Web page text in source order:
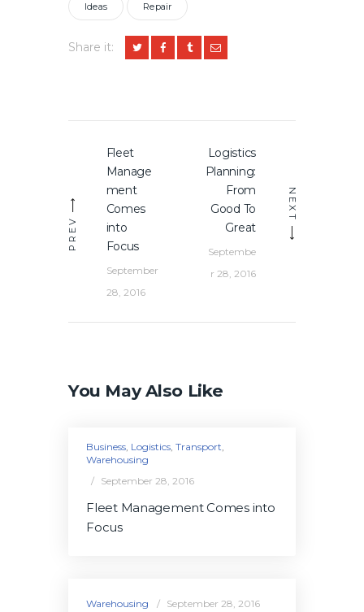
Ideas Repair
Share it:
navigation
PREV
Previous
post:
Fleet
Manage
ment
Comes
into
Focus
September
28, 2016
NEXT
Logistics
Planning:
From
Good To
Great
Septembe
r 28, 2016
You May Also Like
Business, Logistics,Transport,
Warehousing
September 28, 2016
Fleet Management Comes into
Focus
Warehousing September 28, 2016